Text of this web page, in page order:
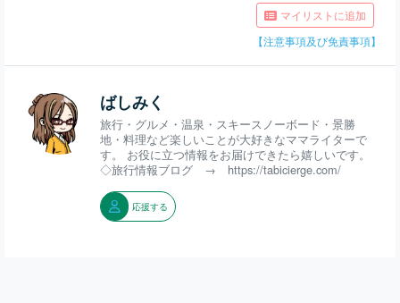
マイリストに追加
【注意事項及び免責事項】
ばしみく
旅行・グルメ・温泉・スキースノーボード・景勝
地・料理など楽しいことが大好きなママライターで
す。 お役に立つ情報をお届けできたら嬉しいです。
◇旅行情報ブログ → https://tabicierge.com/
応援する